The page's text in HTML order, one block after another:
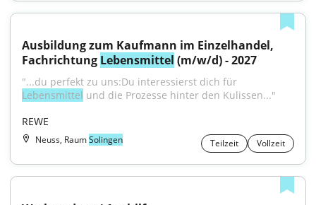
Ausbildung zum Kaufmann im Einzelhandel,
Fachrichtung Lebensmittel (m/w/d) - 2027
Lebensmittel und die Prozesse hinter den Kulissen..."
REWE
Neuss, RaumSolingen Teilzeit Vollzeit